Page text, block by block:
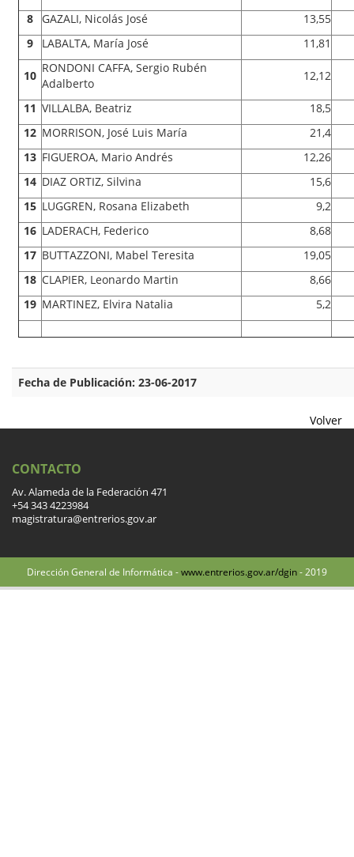
8
GAZALI, Nicolás José
13,55
9
LABALTA, María José 11,81
10
RONDONI CAFFA, Sergio Rubén
Adalberto
12,12
11 VILLALBA, Beatriz
18,5
12 MORRISON, José Luis María
21,4
13 FIGUEROA, Mario Andrés
12,26
14 DIAZ ORTIZ, Silvina
15,6
15 LUGGREN, Rosana Elizabeth
9,2
16 LADERACH, Federico
8,68
17 BUTTAZZONI, Mabel Teresita
19,05
18 CLAPIER, Leonardo Martin
8,66
19 MARTINEZ, Elvira Natalia 5,2
Fecha de Publicación: 23-06-2017
Volver
CONTACTO
Av. Alameda de la Federación 471
+54 343 4223984
magistratura@entrerios.gov.ar
Dirección General de Informática -www.entrerios.gov.ar/dgin- 2019